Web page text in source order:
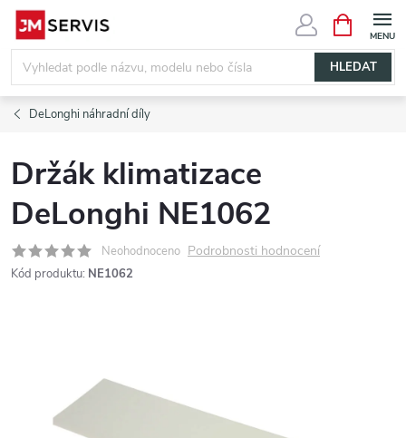
Přejít
obsah
HLEDAT
NÁKUPNÍ
KOŠÍK
DeLonghi náhradní díly
Držák klimatizace
DeLonghi NE1062
Neohodnoceno Podrobnosti hodnocení
Kód produktu: NE1062